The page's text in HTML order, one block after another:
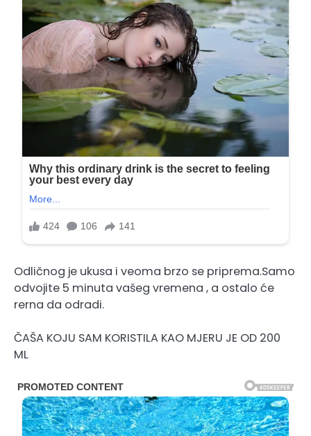
Odličnog je ukusa i veoma brzo se priprema.Samo
odvojite 5 minuta vašeg vremena , a ostalo će
rerna da odradi.
ČAŠA KOJU SAM KORISTILA KAO MJERU JE OD 200
ML